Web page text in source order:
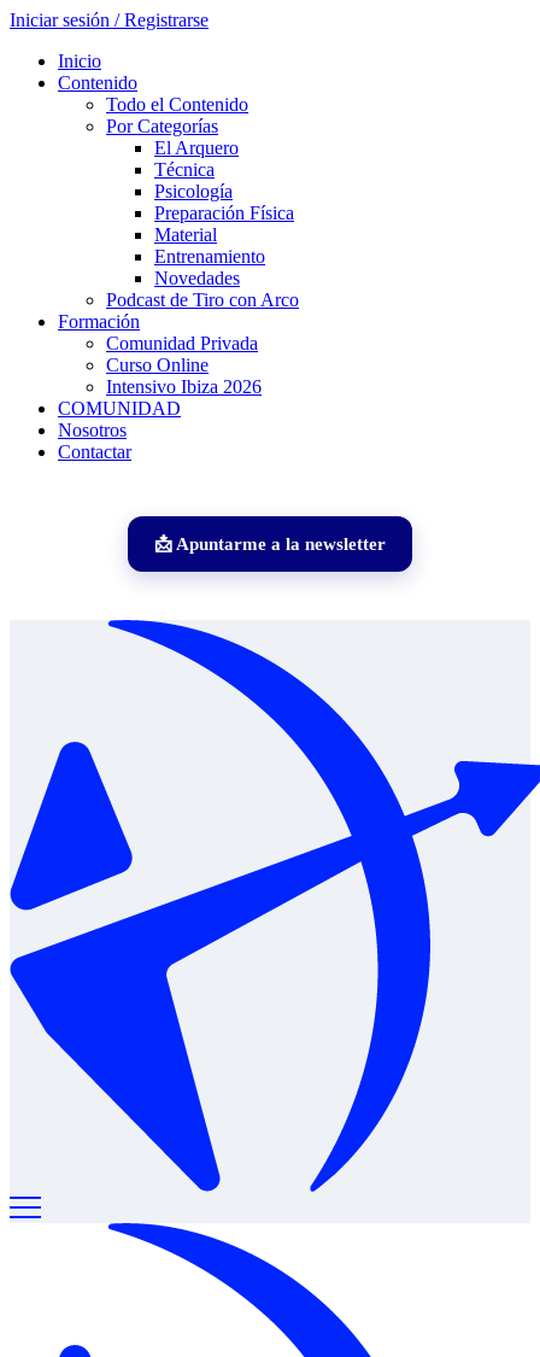
Iniciar sesión / Registrarse
Inicio
Contenido
Todo el Contenido
Por Categorías
El Arquero
Técnica
Psicología
Preparación Física
Material
Entrenamiento
Novedades
Podcast de Tiro con Arco
Formación
Comunidad Privada
Curso Online
Intensivo Ibiza 2026
COMUNIDAD
Nosotros
Contactar
📩 Apuntarme a la newsletter